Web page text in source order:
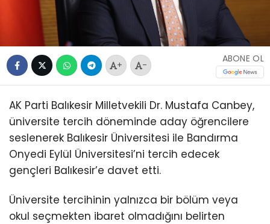
+ -
ABONE OL
AK Parti Balıkesir Milletvekili Dr. Mustafa Canbey,
üniversite tercih döneminde aday öğrencilere
seslenerek Balıkesir Üniversitesi ile Bandırma
Onyedi Eylül Üniversitesi’ni tercih edecek
gençleri Balıkesir’e davet etti.
Üniversite tercihinin yalnızca bir bölüm veya
okul seçmekten ibaret olmadığını belirten